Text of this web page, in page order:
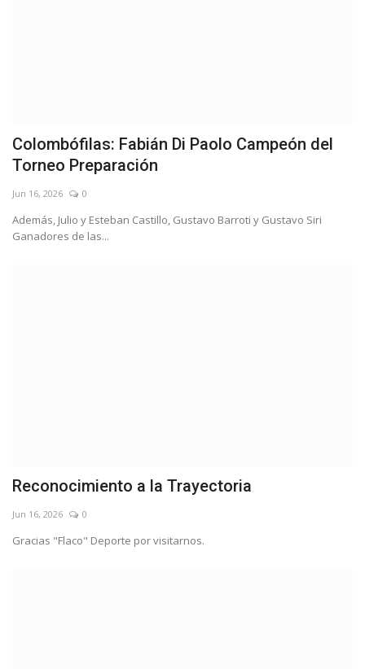
Colombófilas: Fabián Di Paolo Campeón del
Torneo Preparación
Jun 16, 2026 0
Además, Julio y Esteban Castillo, Gustavo Barroti y Gustavo Siri
Ganadores de las...
Reconocimiento a la Trayectoria
Jun 16, 2026 0
Gracias "Flaco" Deporte por visitarnos.